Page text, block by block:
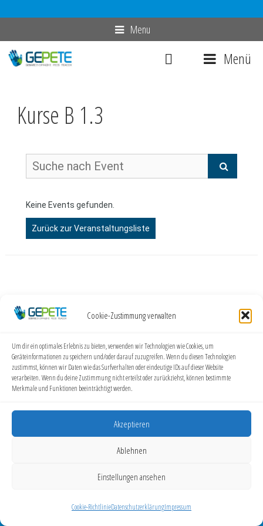
Cookie-Zustimmung verwalten
Um dir ein optimales Erlebnis zu bieten, verwenden wir Technologien wie Cookies, um
Geräteinformationen zu speichern und/oder darauf zuzugreifen. Wenn du diesen Technologien
zustimmst, können wir Daten wie das Surfverhalten oder eindeutige IDs auf dieser Website
verarbeiten. Wenn du deine Zustimmung nicht erteilst oder zurückziehst, können bestimmte
Merkmale und Funktionen beeinträchtigt werden.
Akzeptieren
Ablehnen
Einstellungen ansehen
Cookie-RichtlinieDatenschutzerklärungImpressum
Inhalt
springen
Menu
Menü
Kurse B 1.3
Keine Events gefunden.
Zurück zur Veranstaltungsliste
Helga Hopfenzitz | Elbestraße 15, 53919 Weilerswist |